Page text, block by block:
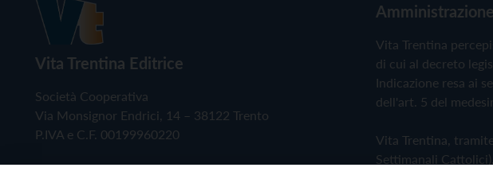
Vita Trentina Editrice
Società Cooperativa
Via Monsignor Endrici, 14 – 38122 Trento
P.IVA e C.F. 00199960220
Vita Trentina
di cui al decreto
Indicazione resa ai
dell'art. 5 del
Vita Trentina,
Settimanali